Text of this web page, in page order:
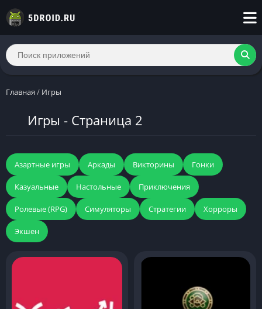
Главная / Игры
Игры - Страница 2
Азартные игры Аркады Викторины Гонки
Казуальные Настольные Приключения
Ролевые (RPG) Симуляторы Стратегии Хорроры
Экшен